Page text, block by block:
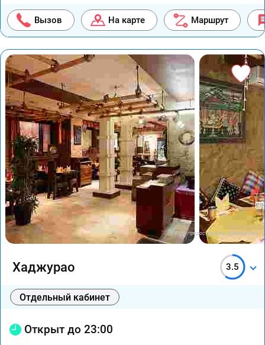
Вызов На карте Маршрут
Фото предоставлены заведением
Хаджурао 3.5
Отдельный кабинет
Открыт до 23:00